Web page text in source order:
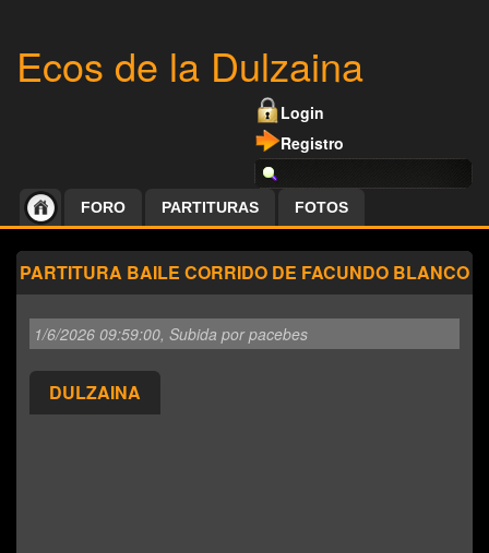
Ecos de la Dulzaina
Login
Registro
FORO PARTITURAS FOTOS
PARTITURA BAILE CORRIDO DE FACUNDO BLANCO
1/6/2026 09:59:00, Subida por pacebes
DULZAINA